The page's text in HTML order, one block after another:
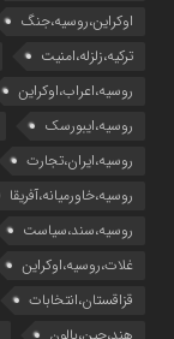
اوکراین،روسیه،جنگ
ترکیه،زلزله،امنیت
روسیه،اعراب،اوکراین
روسیه،ایبورسک
روسیه،ایران،تجارت
روسیه،خاورمیانه،آفریقا
روسیه،سند،سیاست
غلات،روسیه،اوکراین
قزاقستان،انتخابات